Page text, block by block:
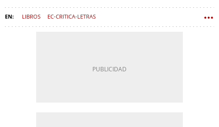
LIBROS EC-CRITICA-LETRAS